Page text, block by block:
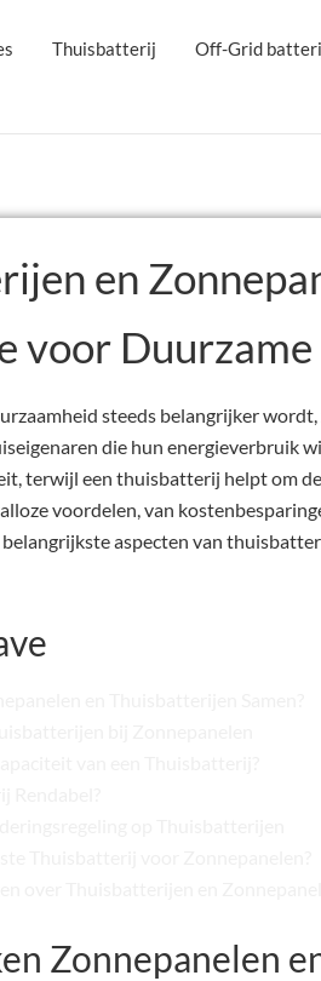
Thuisbatterij Off-Grid
en
voor Duurzame
steeds belangrijker
die hun energieverbruik
terwijl een thuisbatterij helpt om
voordelen, van
aspecten van
Zonnepanelen